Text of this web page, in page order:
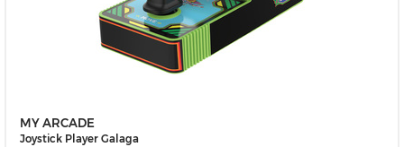
MY ARCADE
Joystick Player Galaga